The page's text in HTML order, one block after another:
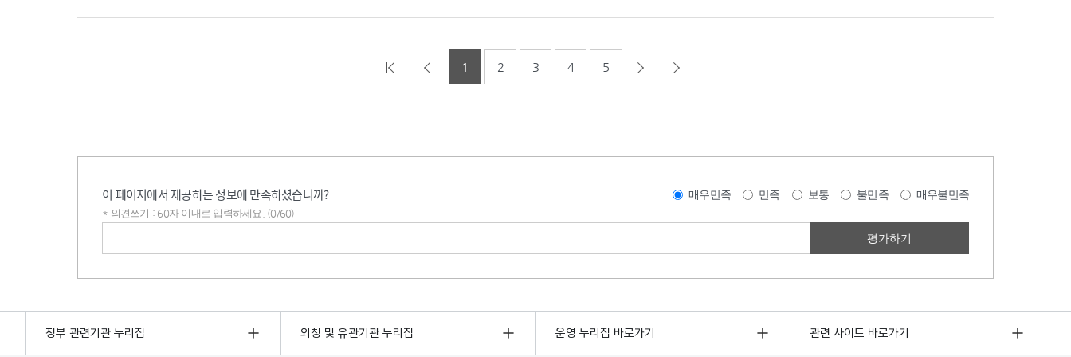
1 2 3 4 5
이 페이지에서 제공하는 정보에 만족하셨습니까? 매우만족 만족 보통 불만족 매우불만족
* 의견쓰기 : 60자 이내로 입력하세요. (0/60)
정부 관련기관 누리집 외청 및 유관기관 누리집 운영 누리집 바로가기 관련 사이트 바로가기